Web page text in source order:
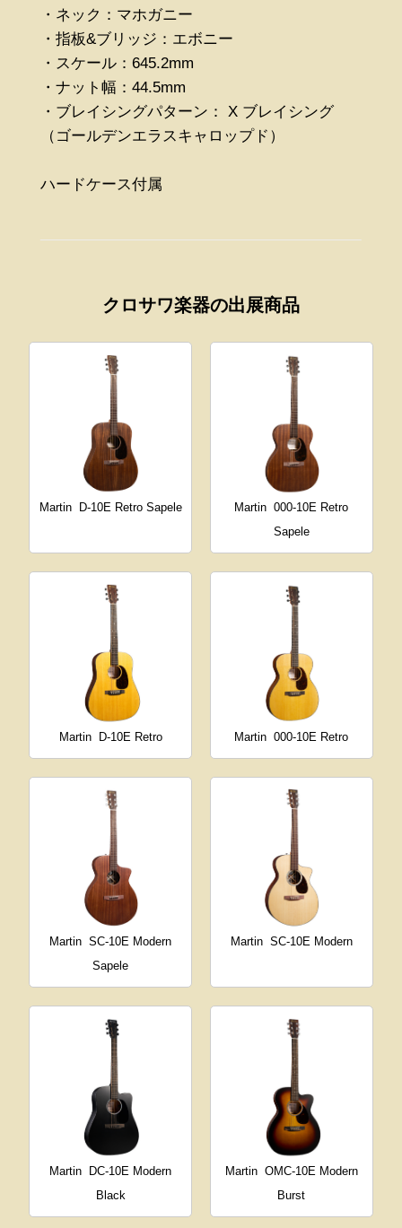
・ネック：マホガニー
・指板&ブリッジ：エボニー
・スケール：645.2mm
・ナット幅：44.5mm
・ブレイシングパターン： X ブレイシング
（ゴールデンエラスキャロップド）
ハードケース付属
クロサワ楽器の出展商品
Martin D-10E Retro Sapele Martin 000-10E Retro
Sapele
Martin D-10E Retro Martin 000-10E Retro
Martin SC-10E Modern
Sapele
Martin SC-10E Modern
Martin
DC-10E Modern
Black
Martin OMC-10E Modern
Burst